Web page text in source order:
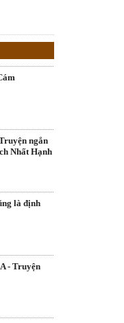
ngắn
Nhất Hạnh
là định
- Truyện